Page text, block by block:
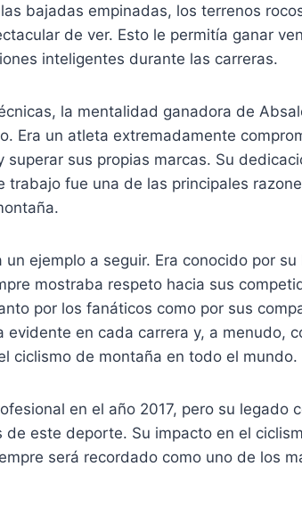
bajadas empinadas, los terrenos
de ver. Esto le permitía ganar
inteligentes durante las carreras.
la mentalidad ganadora de
Era un atleta extremadamente
sus propias marcas. Su
fue una de las principales
ejemplo a seguir. Era conocido por su
mostraba respeto hacia sus
por los fanáticos como por sus
en cada carrera y, a menudo,
ciclismo de montaña en todo el mundo.
en el año 2017, pero su legado
este deporte. Su impacto en el
será recordado como uno de los